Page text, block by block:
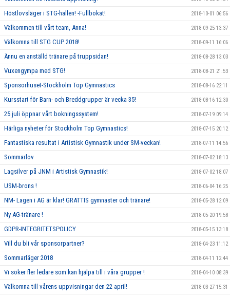
Höstlovsläger i STG-hallen! -Fullbokat! 2018-10-01 06:56
Välkommen till vårt team, Anna! 2018-09-25 13:37
Välkomna till STG CUP 2018! 2018-09-11 16:06
Ännu en anställd tränare på truppsidan! 2018-08-28 13:03
Vuxengympa med STG! 2018-08-21 21:53
Sponsorhuset-Stockholm Top Gymnastics 2018-08-16 22:11
Kursstart för Barn- och Breddgrupper är vecka 35! 2018-08-16 12:30
25 juli öppnar vårt bokningssystem! 2018-07-19 09:14
Härliga nyheter för Stockholm Top Gymnastics! 2018-07-15 20:12
Fantastiska resultat i Artistisk Gymnastik under SM-veckan! 2018-07-11 14:56
Sommarlov 2018-07-02 18:13
Lagsilver på JNM i Artistisk Gymnastik! 2018-07-02 18:07
USM-brons ! 2018-06-04 16:25
NM- Lagen i AG är klar! GRATTIS gymnaster och tränare! 2018-05-28 12:09
Ny AG-tränare ! 2018-05-20 19:58
GDPR-INTEGRITETSPOLICY 2018-05-15 13:18
Vill du bli vår sponsorpartner? 2018-04-23 11:12
Sommarläger 2018 2018-04-11 12:44
Vi söker fler ledare som kan hjälpa till i våra grupper ! 2018-04-10 08:39
Välkomna till vårens uppvisningar den 22 april! 2018-03-27 15:31